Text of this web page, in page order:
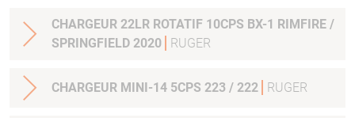
CHARGEUR 22LR ROTATIF 10CPS BX-1 RIMFIRE /
SPRINGFIELD 2020
RUGER
CHARGEUR MINI-14 5CPS 223 / 222 RUGER